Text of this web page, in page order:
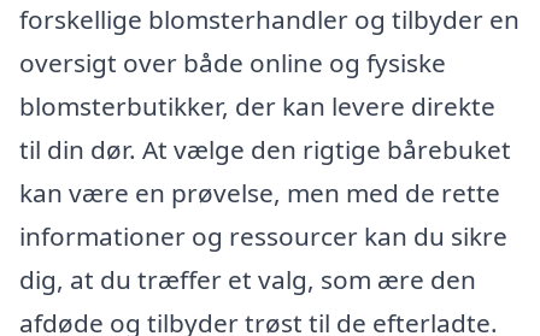
forskellige blomsterhandler og tilbyder en
oversigt over både online og fysiske
blomsterbutikker, der kan levere direkte
til din dør. At vælge den rigtige bårebuket
kan være en prøvelse, men med de rette
informationer og ressourcer kan du sikre
dig, at du træffer et valg, som ære den
afdøde og tilbyder trøst til de efterladte.